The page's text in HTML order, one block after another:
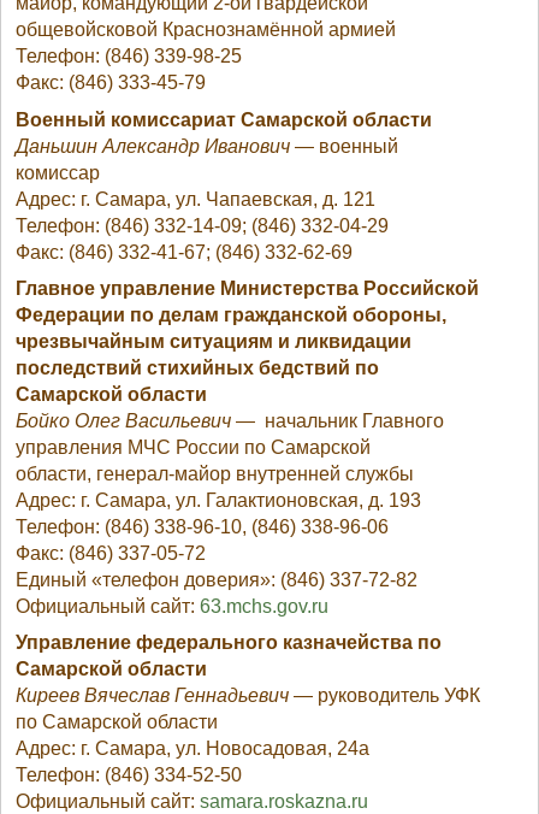
общевойсковой Краснознамённой армией
Телефон: (846) 339-98-25
Факс: (846) 333-45-79
Военный комиссариат Самарской области
Даньшин Александр Иванович — военный
комиссар
Адрес: г. Самара, ул. Чапаевская, д. 121
Телефон: (846) 332-14-09; (846) 332-04-29
Факс: (846) 332-41-67; (846) 332-62-69
Главное управление Министерства Российской
Федерации по делам гражданской обороны,
чрезвычайным ситуациям и ликвидации
последствий стихийных бедствий по
Самарской области
Бойко Олег Васильевич — начальник Главного
управления МЧС России по Самарской
области, генерал-майор внутренней службы
Адрес: г. Самара, ул. Галактионовская, д. 193
Телефон: (846) 338-96-10, (846) 338-96-06
Факс: (846) 337-05-72
Единый «телефон доверия»: (846) 337-72-82
Официальный сайт:63.mchs.gov.ru
Управление федерального казначейства по
Самарской области
Киреев Вячеслав Геннадьевич — руководитель УФК
по Самарской области
Адрес: г. Самара, ул. Новосадовая, 24а
Телефон: (846) 334-52-50
Официальный сайт:samara.roskazna.ru